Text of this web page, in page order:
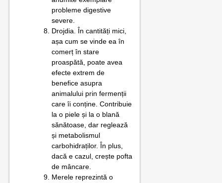
probleme digestive
severe.
Drojdia. În cantități mici,
așa cum se vinde ea în
comerț în stare
proaspătă, poate avea
efecte extrem de
benefice asupra
animalului prin fermenții
care îi conține. Contribuie
la o piele și la o blană
sănătoase, dar reglează
și metabolismul
carbohidraților. În plus,
dacă e cazul, crește pofta
de mâncare.
Merele reprezintă o